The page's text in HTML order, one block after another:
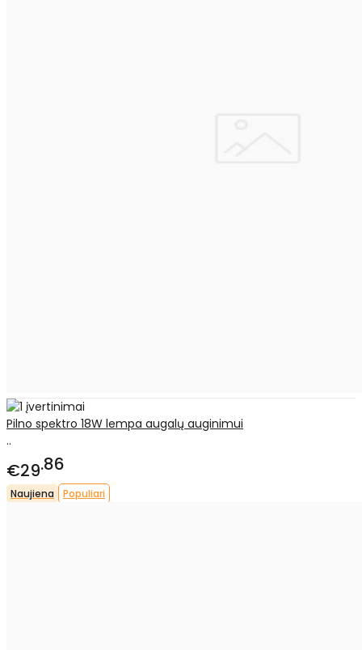
Pilno spektro 18W lempa augalų auginimui
..
€29 86
Naujiena Populiari